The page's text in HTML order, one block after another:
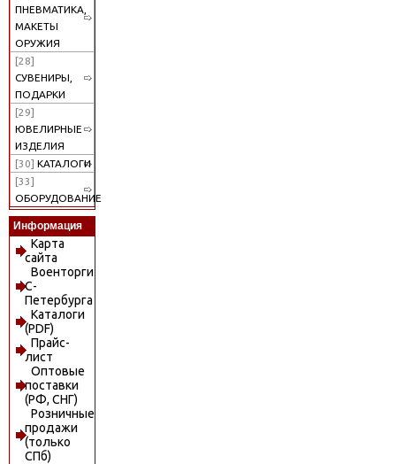
ПНЕВМАТИКА,
МАКЕТЫ
ОРУЖИЯ
[28]
СУВЕНИРЫ,
ПОДАРКИ
[29]
ЮВЕЛИРНЫЕ
ИЗДЕЛИЯ
[30] КАТАЛОГИ
[33]
ОБОРУДОВАНИЕ
Информация
Карта
сайта
Военторги
С-
Петербурга
Каталоги
(PDF)
Прайс-
лист
Оптовые
поставки
(РФ, СНГ)
Розничные
продажи
(только
СПб)